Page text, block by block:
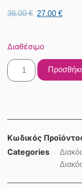
36.00€ 27.00 €
Διαθέσιμο
Κωδικός
Categories